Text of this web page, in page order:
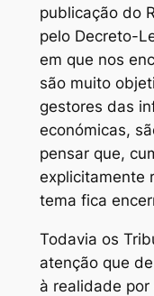
publicação do
pelo Decreto-
em que nos
são muito
gestores das
económicas,
pensar que,
explicitamente
tema fica
Todavia os
atenção que
à realidade